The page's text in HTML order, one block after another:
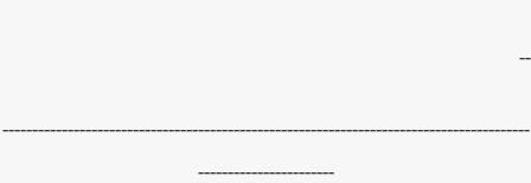
--
-----------------------------------------------------------------------------------------
-----------------------